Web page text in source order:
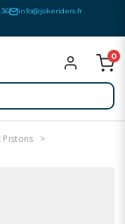
info@jokeriders.fr
0
Pistons